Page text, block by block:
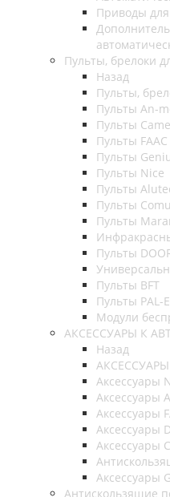
Приводы для
Пульты, брелоки
Назад
Пульты,
Пульты An-
Пульты Came
Пульты FAAC
Пульты
Пульты Nice
Пульты
Пульты
Пульты
Пульты
Пульты BFT
Пульты PAL-
Модули
АКСЕССУАРЫ К
Назад
Аксессуары
Аксессуары
Аксессуары
Аксессуары
Аксессуары
Аксессуары
Антискользящие